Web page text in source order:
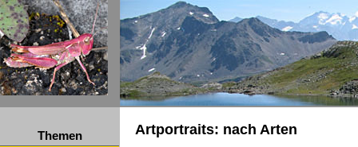
Themen Artportraits: nach Arten